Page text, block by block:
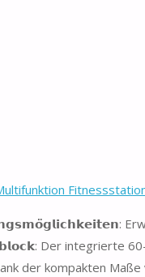
Der integrierte 60-
der kompakten